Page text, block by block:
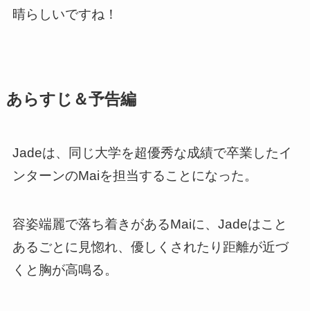
晴らしいですね！
あらすじ＆予告編
Jadeは、同じ大学を超優秀な成績で卒業したイ
ンターンのMaiを担当することになった。
容姿端麗で落ち着きがあるMaiに、Jadeはこと
あるごとに見惚れ、優しくされたり距離が近づ
くと胸が高鳴る。